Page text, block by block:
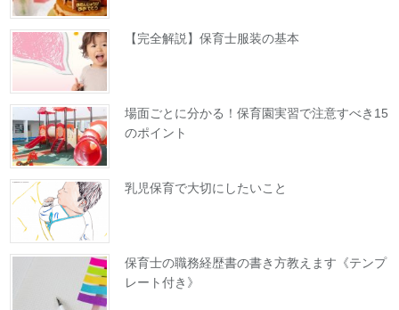
【完全解説】保育士服装の基本
場面ごとに分かる！保育園実習で注意すべき15
のポイント
乳児保育で大切にしたいこと
保育士の職務経歴書の書き方教えます《テンプ
レート付き》